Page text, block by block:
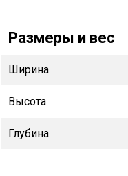
Размеры и вес
Ширина
Высота
Глубина